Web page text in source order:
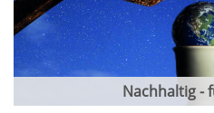
Nachhaltig -